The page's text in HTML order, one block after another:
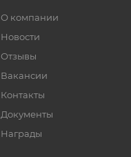
О компании
Новости
Отзывы
Вакансии
Контакты
Документы
Награды